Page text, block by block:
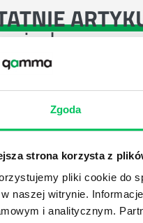
Zgoda
strona korzysta z
pliki cookie do
naszej witrynie.
i analitycznym.
ZESPOŁÓW
(czyli zarządzanie
Zajmują się nim
wielu przedsiębiorstw.
ZREALIZOWAĆ
w każdej
w takim miejscu